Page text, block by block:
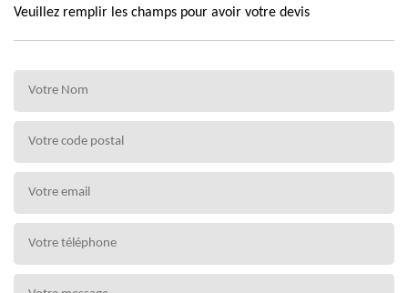
Veuillez remplir les champs pour avoir votre devis